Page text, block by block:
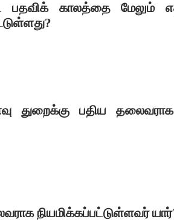
காலத்தை மேலும்
?
துறைக்கு பதிய
நியமிக்கப்பட்டுள்ளவர் யார்